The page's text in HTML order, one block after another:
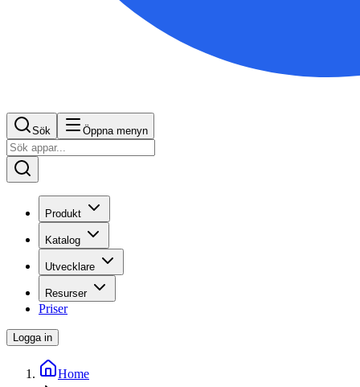
Sök Öppna menyn
Produkt
Katalog
Utvecklare
Resurser
Priser
Logga in
Home